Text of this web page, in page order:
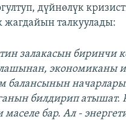
дүйнөлүк
талкуулады:
залакасын биринчи
экономиканы
билдирип атышат.
бар. Ал -